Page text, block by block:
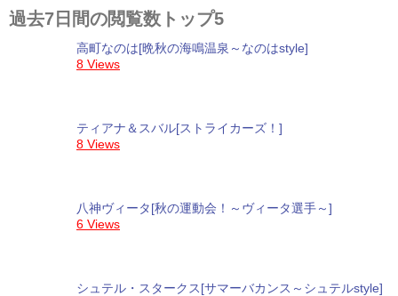
過去7日間の閲覧数トップ5
高町なのは[晩秋の海鳴温泉～なのはstyle]
8 Views
ティアナ＆スバル[ストライカーズ！]
8 Views
八神ヴィータ[秋の運動会！～ヴィータ選手～]
6 Views
シュテル・スタークス[サマーバカンス～シュテルstyle]